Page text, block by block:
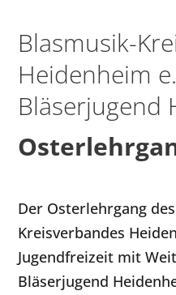
Blasmusik-
Heidenheim
Bläserjugend
Der Osterlehrgang
Kreisverbandes
Jugendfreizeit mit
Bläserjugend